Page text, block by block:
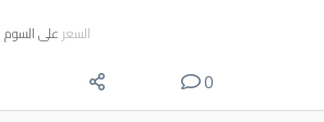
السعر على السوم
0